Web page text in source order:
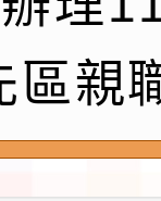
」第1學
點教
甄選)
學年
區親